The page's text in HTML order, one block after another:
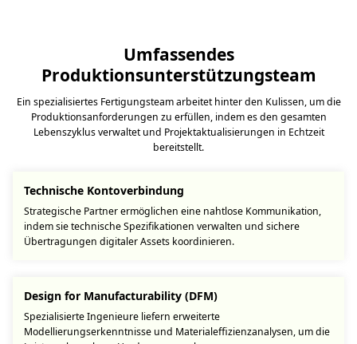
Umfassendes
Produktionsunterstützungsteam
Ein spezialisiertes Fertigungsteam arbeitet hinter den Kulissen, um die
Produktionsanforderungen zu erfüllen, indem es den gesamten
Lebenszyklus verwaltet und Projektaktualisierungen in Echtzeit
bereitstellt.
Technische Kontoverbindung
Strategische Partner ermöglichen eine nahtlose Kommunikation,
indem sie technische Spezifikationen verwalten und sichere
Übertragungen digitaler Assets koordinieren.
Design for Manufacturability (DFM)
Spezialisierte Ingenieure liefern erweiterte
Modellierungserkenntnisse und Materialeffizienzanalysen, um die